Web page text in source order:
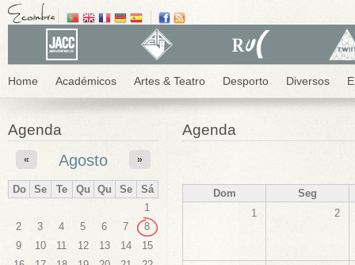
Home Académicos Artes & Teatro Desporto Diversos
Agenda
Agosto
« »
Do Se Te Qu Qu Se
Sá
1
2
3 4 5 6 7
8
9
10 11 12 13 14
15
Agenda
Dom
Seg
1
2